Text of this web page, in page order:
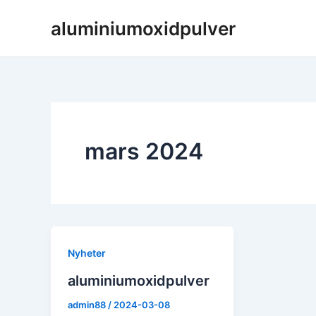
aluminiumoxidpulver
mars 2024
Nyheter
aluminiumoxidpulver
admin88 / 2024-03-08